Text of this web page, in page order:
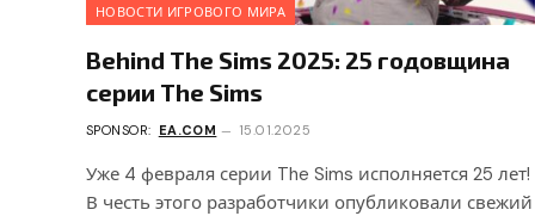
НОВОСТИ ИГРОВОГО МИРА
Behind The Sims 2025: 25 годовщина
серии The Sims
SPONSOR: EA.COM 15.01.2025
Уже 4 февраля серии The Sims исполняется 25 лет!
В честь этого разработчики опубликовали свежий